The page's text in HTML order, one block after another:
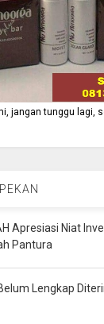
jangan tunggu lagi,
Apresiasi Niat
Pantura
Lengkap